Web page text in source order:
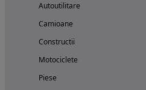
Autoutilitare
Camioane
Constructii
Motociclete
Piese